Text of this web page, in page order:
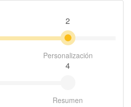
2
Personalización
4
Resumen